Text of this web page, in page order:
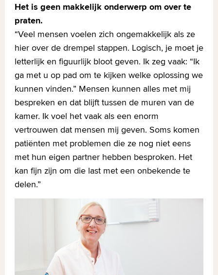
Het is geen makkelijk onderwerp om over te
praten.
“Veel mensen voelen zich ongemakkelijk als ze
hier over de drempel stappen. Logisch, je moet je
letterlijk en figuurlijk bloot geven. Ik zeg vaak: “Ik
ga met u op pad om te kijken welke oplossing we
kunnen vinden.” Mensen kunnen alles met mij
bespreken en dat blijft tussen de muren van de
kamer. Ik voel het vaak als een enorm
vertrouwen dat mensen mij geven. Soms komen
patiënten met problemen die ze nog niet eens
met hun eigen partner hebben besproken. Het
kan fijn zijn om die last met een onbekende te
delen.”